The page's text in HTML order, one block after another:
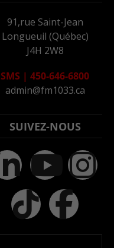
91,rue Saint-Jean
Longueuil (Québec)
J4H 2W8
SMS | 450-646-6800
admin@fm1033.ca
SUIVEZ-NOUS